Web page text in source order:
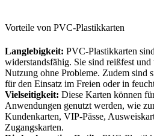
Vorteile von PVC-Plastikkarten
Langlebigkeit: PVC-Plastikkarten
widerstandsfähig. Sie sind reißfest und
Nutzung ohne Probleme. Zudem sind
für den Einsatz im Freien oder in
Vielseitigkeit: Diese Karten können
Anwendungen genutzt werden, wie
Kundenkarten, VIP-Pässe,
Zugangskarten.